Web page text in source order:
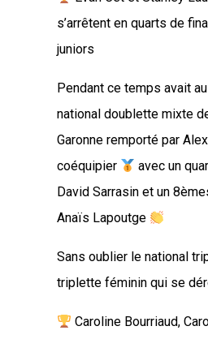
s’arrêtent en quarts de
juniors
Pendant ce temps avait
national doublette mixte
Garonne remporté par
coéquipier
avec un
David Sarrasin et un
Anaïs Lapoutge
Sans oublier le national
triplette féminin qui se
Caroline Bourriaud,